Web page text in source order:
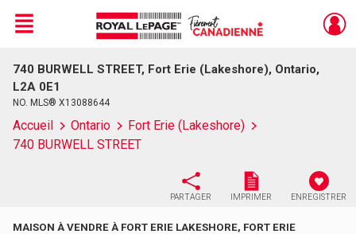
Live
En Direct
Menu
740 BURWELL STREET, Fort Erie (Lakeshore), Ontario,
L2A 0E1
NO. MLS® X13088644
Accueil Ontario
Fort Erie (Lakeshore)
740 BURWELL STREET
PARTAGER IMPRIMER ENREGISTRER
MAISON À VENDRE À FORT ERIE LAKESHORE, FORT ERIE